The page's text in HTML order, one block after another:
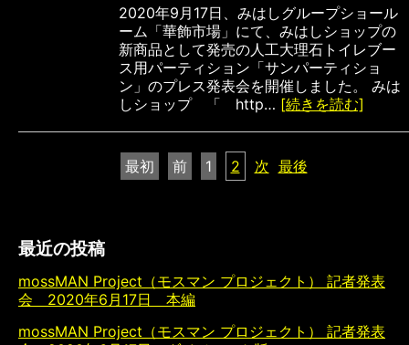
2020年9月17日、みはしグループショール
ーム「華飾市場」にて、みはしショップの
新商品として発売の人工大理石トイレブー
ス用パーティション「サンパーティショ
ン」のプレス発表会を開催しました。 みは
しショップ 「 http… [続きを読む]
最初 前 1 2 次 最後
最近の投稿
mossMAN Project（モスマン プロジェクト） 記者発表
会 2020年6月17日 本編
mossMAN Project（モスマン プロジェクト） 記者発表